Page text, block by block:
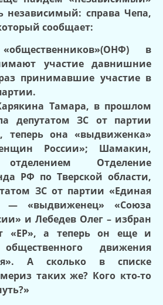
независимый: справаЧепа,
сообщает:
в
участие давнишние
принимавшие участие в
Тамара, в прошлом
депутатом ЗС от партии
теперь она «выдвиженка»
России»; Шамакин,
Отделение
РФ по Тверской области,
ЗС от партии «Единая
— «выдвиженец» «Союза
и Лебедев Олег – избран
«ЕР», а теперь он еще и
движения
А сколько в списке
таких же? Кого кто-то